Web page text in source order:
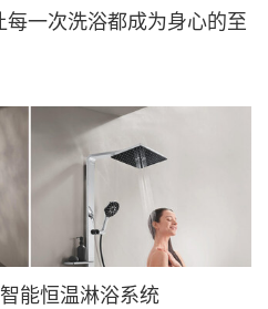
一次洗浴都成为身心的至
能恒温淋浴系统